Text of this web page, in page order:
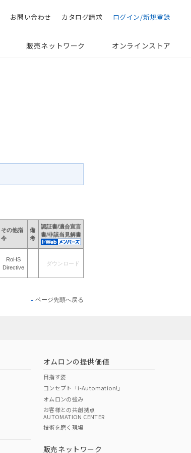
検索お問い合わせ カタログ請求 ログイン/新規登録
販売ネットワーク オンラインストア
その他指
令
備
考
認証書/適合宣言
書/非該当見解書
RoHS
Directive
ダウンロード
ページ先頭へ戻る
オムロンの提供価値
目指す姿
コンセプト「i-Automation!」
オムロンの強み
お客様との共創拠点
AUTOMATION CENTER
技術を磨く現場
販売ネットワーク